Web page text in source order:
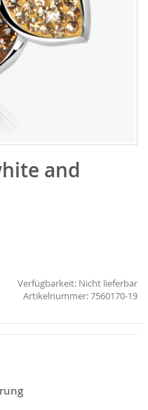
and
Verfügbarkeit: Nicht lieferbar
7560170-19